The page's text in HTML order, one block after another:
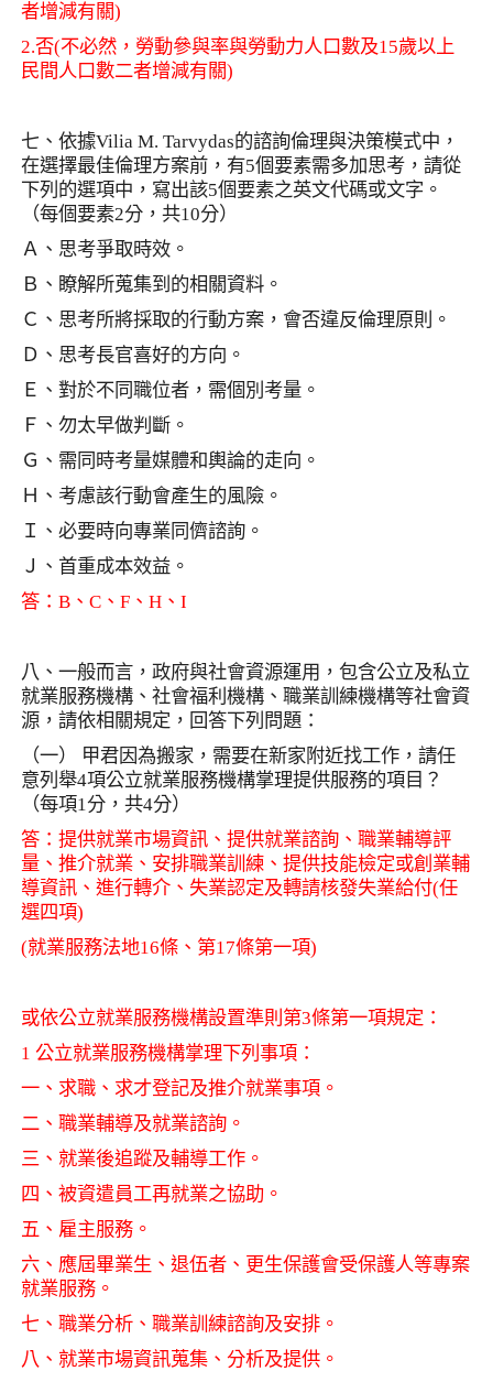
者增減有關)
2.否(不必然，勞動參與率與勞動力人口數及15歲以上
民間人口數二者增減有關)
七、依據Vilia M. Tarvydas的諮詢倫理與決策模式中，
在選擇最佳倫理方案前，有5個要素需多加思考，請從
下列的選項中，寫出該5個要素之英文代碼或文字。
（每個要素2分，共10分）
Ａ、思考爭取時效。
Ｂ、瞭解所蒐集到的相關資料。
Ｃ、思考所將採取的行動方案，會否違反倫理原則。
Ｄ、思考長官喜好的方向。
Ｅ、對於不同職位者，需個別考量。
Ｆ、勿太早做判斷。
Ｇ、需同時考量媒體和輿論的走向。
Ｈ、考慮該行動會產生的風險。
Ｉ、必要時向專業同儕諮詢。
Ｊ、首重成本效益。
答： B、 C、 F、 H、 I
八、一般而言，政府與社會資源運用，包含公立及私立
就業服務機構、社會福利機構、職業訓練機構等社會資
源，請依相關規定，回答下列問題：
（一） 甲君因為搬家，需要在新家附近找工作，請任
意列舉4項公立就業服務機構掌理提供服務的項目？
（每項1分，共4分）
答：提供就業市場資訊、提供就業諮詢、職業輔導評
量、推介就業、安排職業訓練、提供技能檢定或創業輔
導資訊、進行轉介、失業認定及轉請核發失業給付(任
選四項)
(就業服務法地16條、第17條第一項)
或依公立就業服務機構設置準則第3條第一項規定：
1 公立就業服務機構掌理下列事項：
一、求職、求才登記及推介就業事項。
二、職業輔導及就業諮詢。
三、就業後追蹤及輔導工作。
四、被資遣員工再就業之協助。
五、雇主服務。
六、應屆畢業生、退伍者、更生保護會受保護人等專案
就業服務。
七、職業分析、職業訓練諮詢及安排。
八、就業市場資訊蒐集、分析及提供。